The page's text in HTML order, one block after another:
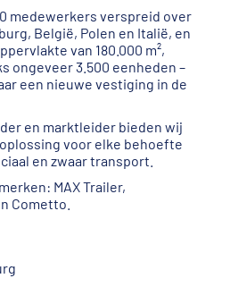
medewerkers verspreid over
België, Polen en Italië, en
van 180.000 m²,
ongeveer 3.500 eenheden –
een nieuwe vestiging in de
en marktleider bieden wij
voor elke behoefte
en zwaar transport.
MAX Trailer,
Cometto.